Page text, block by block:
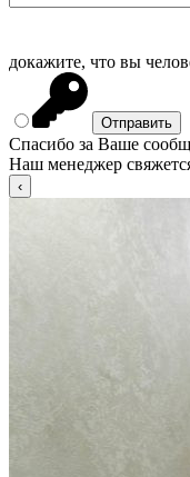
докажите, что вы
Спасибо за Ваше
Наш менеджер